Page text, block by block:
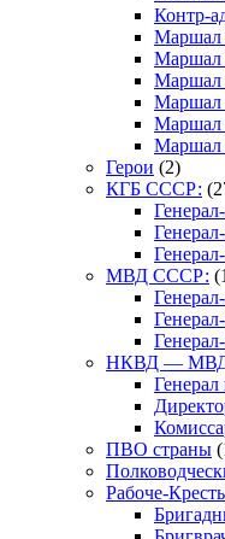
Контр-
Маршал
Маршал
Маршал
Маршал
Маршал
Маршал
Герои (2)
КГБ СССР:
МВД СССР:
НКВД —
ПВО страны
Рабоче-